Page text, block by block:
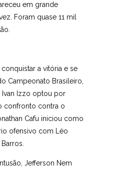
em grande
Foram quase 11 mil
a vitória e se
Campeonato Brasileiro,
Izzo optou por
confronto contra o
Cafu iniciou como
ofensivo com Léo
Jefferson Nem